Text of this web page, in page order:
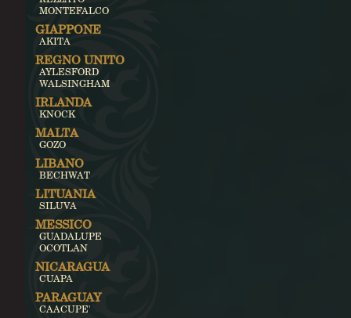
MONTEFALCO
GIAPPONE
AKITA
REGNO UNITO
AYLESFORD
WALSINGHAM
IRLANDA
KNOCK
MALTA
GOZO
LIBANO
BECHWAT
LITUANIA
SILUVA
MESSICO
GUADALUPE
OCOTLAN
NICARAGUA
CUAPA
PARAGUAY
CAACUPE'